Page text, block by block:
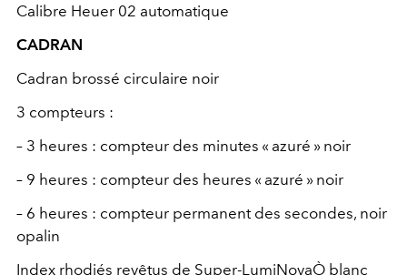
Calibre Heuer 02 automatique
CADRAN
Cadran brossé circulaire noir
3 compteurs :
– 3 heures : compteur des minutes « azuré » noir
– 9 heures : compteur des heures « azuré » noir
– 6 heures : compteur permanent des secondes, noir
opalin
Index rhodiés revêtus de Super-LumiNovaÒ blanc